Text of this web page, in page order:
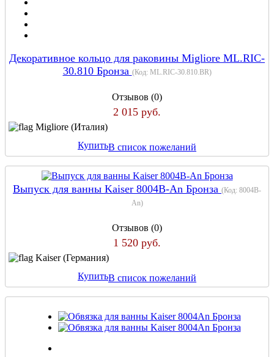
Декоративное кольцо для раковины Migliore ML.RIC-
30.810 Бронза (Код: ML.RIC-30.810.BR)
Отзывов (0)
2 015 руб.
Migliore (Италия)
КупитьВ список пожеланий
Выпуск для ванны Kaiser 8004В-An Бронза (Код: 8004В-
An)
Отзывов (0)
1 520 руб.
Kaiser (Германия)
КупитьВ список пожеланий